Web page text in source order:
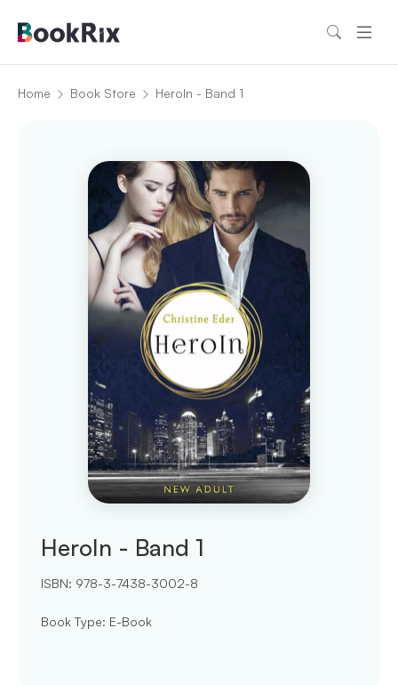
Home Book Store HeroIn - Band 1
HeroIn - Band 1
ISBN: 978-3-7438-3002-8
Book Type: E-Book